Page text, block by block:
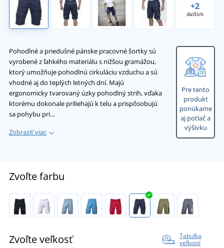
+2
ďalších
Pohodlné a priedušné pánske pracovné šortky sú
vyrobené z ľahkého materiálu s nižšou gramážou,
ktorý umožňuje pohodlnú cirkuláciu vzduchu a sú
vhodné aj do teplých letných dní. Majú
ergonomicky tvarovaný úzky pohodlný strih, vďaka
ktorému dokonale priliehajú k telu a prispôsobujú
sa pohybu pri…
Zobraziť viac
Pre tento
produkt
ponúkame
aj potlač a
výšivku
Zvoľte farbu
Zvoľte veľkosť
Tabuľka
veľkostí